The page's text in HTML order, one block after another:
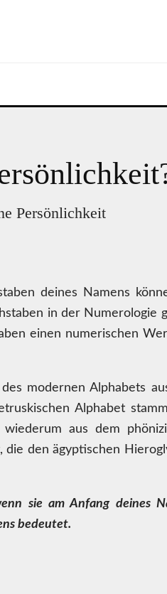
Persönlichkeit
deines Namens
in der Numerologie
einen numerischen
modernen Alphabets
Alphabet
aus dem
die den ägyptischen
sie am Anfang deines
bedeutet.